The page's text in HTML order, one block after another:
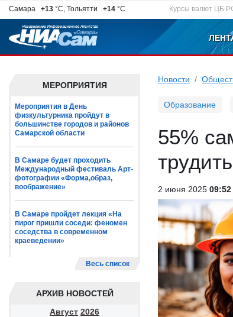
Самара +13 °C, Тольятти +14 °C Курсы валют ЦБ
МЕРОПРИЯТИЯ
Мероприятия в День
физкультурника пройдут в
большинстве городов и районов
Самарской области
В Самаре будет проходить
Международный фестиваль Арт-
фотографии «Форма,образ,
воображение»
В Самаре пройдет лекция «На
пирог пришли соседи: феномен
соседства в современном
краеведении»
Весь список
АРХИВ НОВОСТЕЙ
Август 2026
Новости
Образование
55%
2 июня 2025 09:52